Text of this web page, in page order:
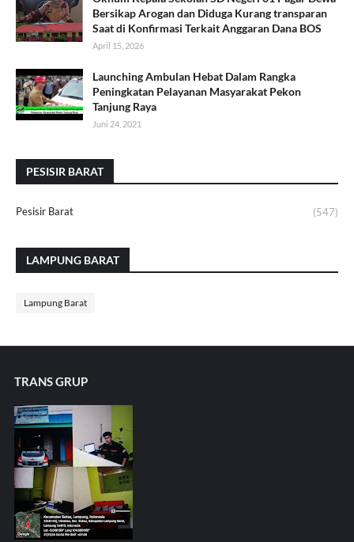
Bersikap Arogan dan Diduga Kurang transparan
Saat di Konfirmasi Terkait Anggaran Dana BOS
April 15, 2026
Launching Ambulan Hebat Dalam Rangka
Peningkatan Pelayanan Masyarakat Pekon
Tanjung Raya
Juni 24, 2021
PESISIR BARAT
Pesisir Barat (547)
LAMPUNG BARAT
Lampung Barat
TRANS GRUP